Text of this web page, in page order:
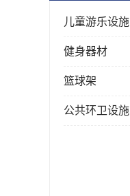
儿童游乐设施
健身器材
篮球架
公共环卫设施